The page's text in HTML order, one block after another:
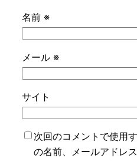
名前 ※
メール ※
サイト
次回のコメントで使用
の名前、メールアドレ